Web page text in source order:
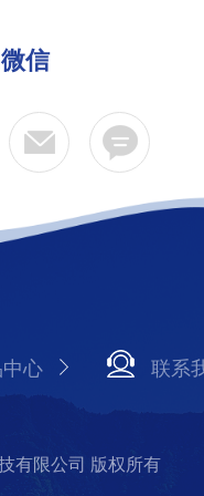
信
心 联系
有限公司 版权所有